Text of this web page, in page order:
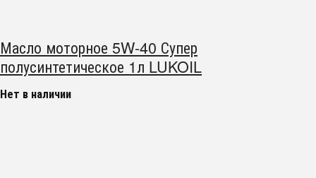
Масло моторное 5W-40 Супер
полусинтетическое 1л LUKOIL
Нет в наличии